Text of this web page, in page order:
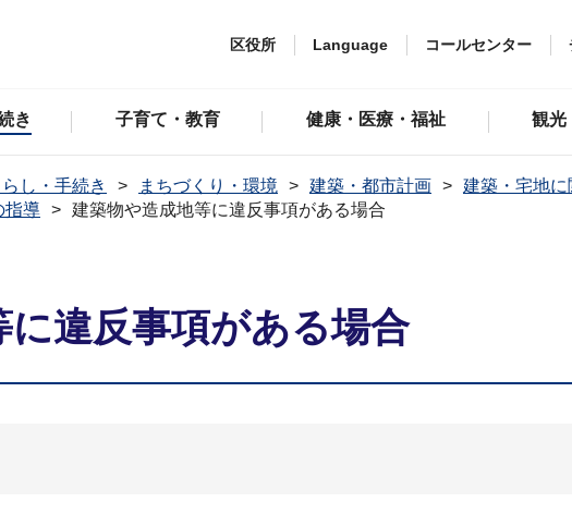
区役所 Language コールセンター
き 子育て・教育 健康・医療・福祉 観光
らし・手続き まちづくり・環境 建築・都市計画
建築・宅地
指導
建築物や造成地等に違反事項がある場合
違反事項がある場合